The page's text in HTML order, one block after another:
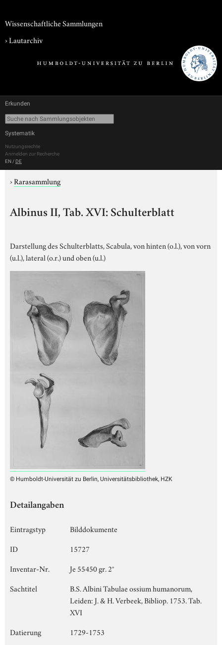
Wissenschaftliche Sammlungen
›Lautarchiv
Erkunden
Systematik
Nutzungsrechte
Anmelden zur Recherche
EN / DE
›Rarasammlung
Albinus II, Tab. XVI: Schulterblatt
Darstellung des Schulterblatts, Scabula, von hinten (o.l.), von vorn
(u.l.), lateral (o.r.) und oben (u.l.)
© Humboldt-Universität zu Berlin, Universitätsbibliothek, HZK
Detailangaben
Eintragstyp
Bilddokumente
ID
15727
Inventar-Nr.
Je 55450 gr. 2°
Sachtitel
B.S. Albini Tabulae ossium humanorum,
Leiden: J. & H. Verbeek, Bibliop. 1753. Tab.
XVI
Datierung
1729-1753